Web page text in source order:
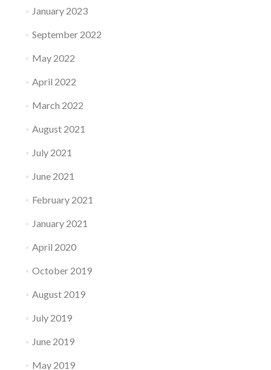
January 2023
September 2022
May 2022
April 2022
March 2022
August 2021
July 2021
June 2021
February 2021
January 2021
April 2020
October 2019
August 2019
July 2019
June 2019
May 2019